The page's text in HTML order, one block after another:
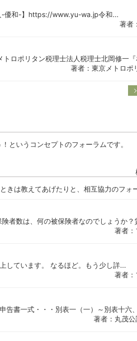
-優和-】https://www.yu-wa.jp令和...
著者
ロポリタン税理士法人税理士北岡修一
著者：東京メトロポ
というコンセプトのフォーラムです。
きは教えてあげたりと、相互協力のフォ
者数は、何の被保険者なのでしょうか？
著者
しています。 なるほど。もう少し詳...
著者
書一式・・・別表一（一）～別表十六
著者：丸茂